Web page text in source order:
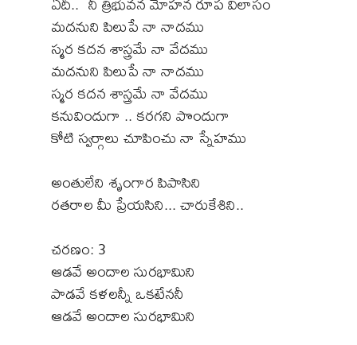
మదనుని పిలుపే నా నాదము
స్మర కదన శాస్త్రమే నా వేదము
మదనుని పిలుపే నా నాదము
స్మర కదన శాస్త్రమే నా వేదము
కనువిందుగా .. కరగని పొందుగా
కోటి స్వర్గాలు చూపించు నా స్నేహము
అంతులేని శృంగార పిపాసిని
రతరాల మీ ప్రేయసిని... చారుకేశిని..
చరణం: 3
ఆడవే అందాల సురభామిని
పాడవే కళలన్నీ ఒకటేననీ
ఆడవే అందాల సురభామిని